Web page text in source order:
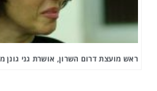
ראש מועצת דרום השרון, אושרת גני גונן